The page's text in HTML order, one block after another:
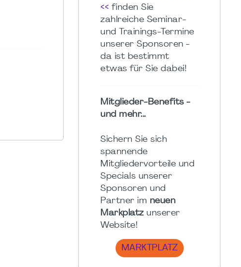
<< finden Sie
zahlreiche Seminar-
und Trainings-Termine
unserer Sponsoren -
da ist bestimmt
etwas für Sie dabei!
Mitglieder-Benefits -
und mehr...
Sichern Sie sich
spannende
Mitgliedervorteile und
Specials unserer
Sponsoren und
Partner im neuen
Markplatzunserer
Website!
MARKTPLATZ